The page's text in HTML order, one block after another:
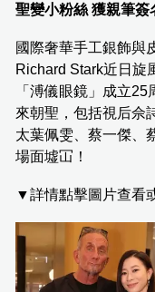
聖變小粉絲 獲親筆簽
國際奢華手工銀飾與
Richard Stark近日旋
「溥儀眼鏡」成立
來朝聖，包括視后佘
太葉佩雯、蔡一傑、
場面墟冚！
▼詳情點擊圖片查看